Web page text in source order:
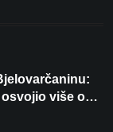
osvojio više od